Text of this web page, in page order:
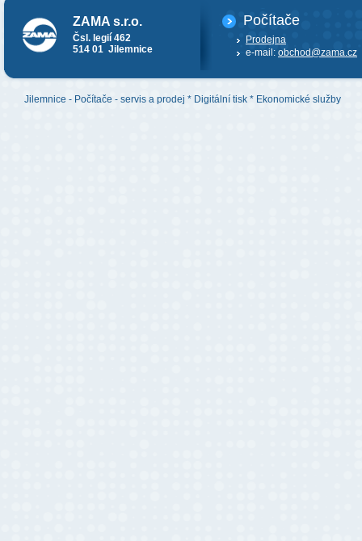
Jilemnice - Počítače - servis a prodej * Digitální tisk * Ekonomické služby
Počítače
Prodejna
e-mail: obchod@zama.cz
ZAMA s.r.o.
Čsl. legií 462
514 01 Jilemnice